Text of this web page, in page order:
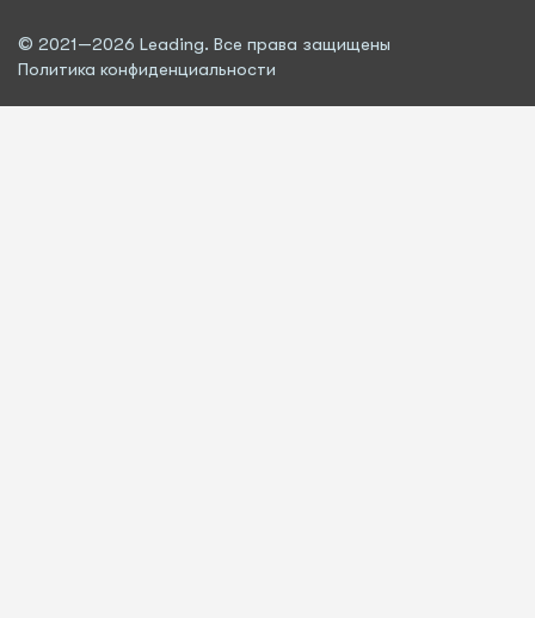
© 2021—2026 Leading. Все права защищены
Политика конфиденциальности